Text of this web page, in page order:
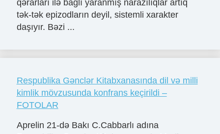
qərarları ilə bağlı yaranmış narazılıqlar artıq
tək-tək epizodların deyil, sistemli xarakter
daşıyır. Bəzi ...
Respublika Gənclər Kitabxanasında dil və milli
kimlik mövzusunda konfrans keçirildi –
FOTOLAR
Aprelin 21-də Bakı C.Cabbarlı adına